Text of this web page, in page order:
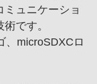
ュニケーショ
です。
microSDXCロ